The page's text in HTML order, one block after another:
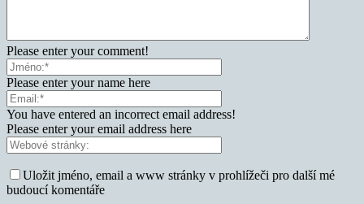
Please enter your comment!
Please enter your name here
You have entered an incorrect email address!
Please enter your email address here
Uložit jméno, email a www stránky v prohlížeči pro další mé
budoucí komentáře